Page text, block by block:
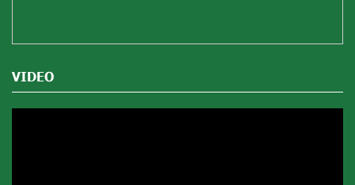
VIDEO